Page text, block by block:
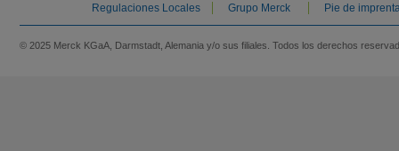
Regulaciones Locales Grupo Merck Pie de
© 2025 Merck KGaA, Darmstadt, Alemania y/o sus filiales. Todos los derechos